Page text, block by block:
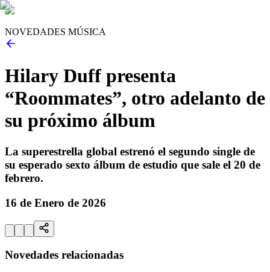
NOVEDADES MÚSICA
Hilary Duff presenta
“Roommates”, otro adelanto de
su próximo álbum
La superestrella global estrenó el segundo single de
su esperado sexto álbum de estudio que sale el 20 de
febrero.
16 de Enero de 2026
Novedades relacionadas